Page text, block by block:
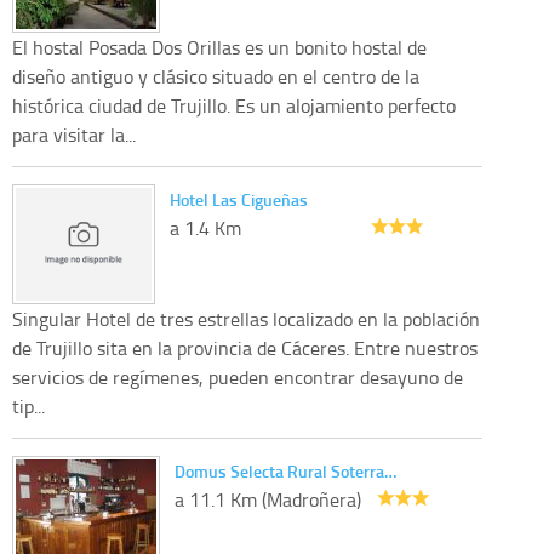
El hostal Posada Dos Orillas es un bonito hostal de
diseño antiguo y clásico situado en el centro de la
histórica ciudad de Trujillo. Es un alojamiento perfecto
para visitar la...
Hotel Las Cigueñas
a 1.4 Km
Singular Hotel de tres estrellas localizado en la población
de Trujillo sita en la provincia de Cáceres. Entre nuestros
servicios de regímenes, pueden encontrar desayuno de
tip...
Domus Selecta Rural Soterra…
a 11.1 Km (Madroñera)